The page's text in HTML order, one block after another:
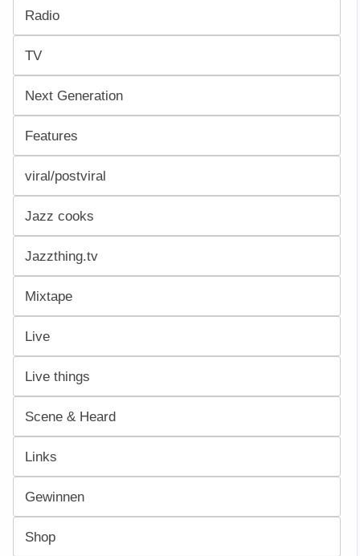
Radio
TV
Next Generation
Features
viral/postviral
Jazz cooks
Jazzthing.tv
Mixtape
Live
Live things
Scene & Heard
Links
Gewinnen
Shop